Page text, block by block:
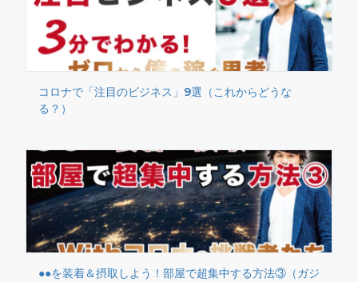
コロナで「注目のビジネス」9選（これからどうな
る？）
●●を装着＆摂取しよう！部屋で超集中する方法③（ガジ